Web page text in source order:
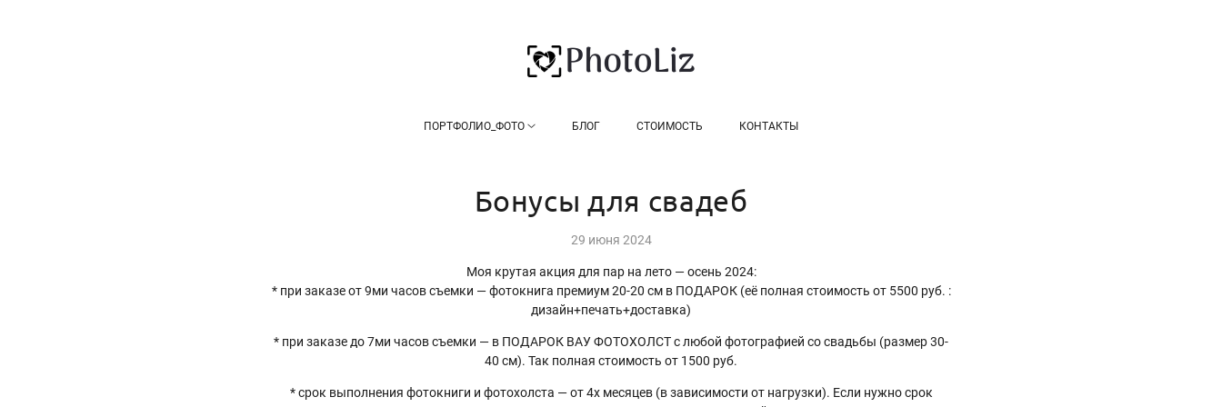
ПОРТФОЛИО_ФОТО БЛОГ СТОИМОСТЬ КОНТАКТЫ
Бонусы для свадеб
29 июня 2024
Моя крутая акция для пар на лето — осень 2024:
* при заказе от 9ми часов съемки — фотокнига премиум 20-20 см в ПОДАРОК (её полная стоимость от 5500 руб. :
дизайн+печать+доставка)
* при заказе до 7ми часов съемки — в ПОДАРОК ВАУ ФОТОХОЛСТ с любой фотографией со свадьбы (размер 30-
40 см). Так полная стоимость от 1500 руб.
* срок выполнения фотокниги и фотохолста — от 4х месяцев (в зависимости от нагрузки). Если нужно срок